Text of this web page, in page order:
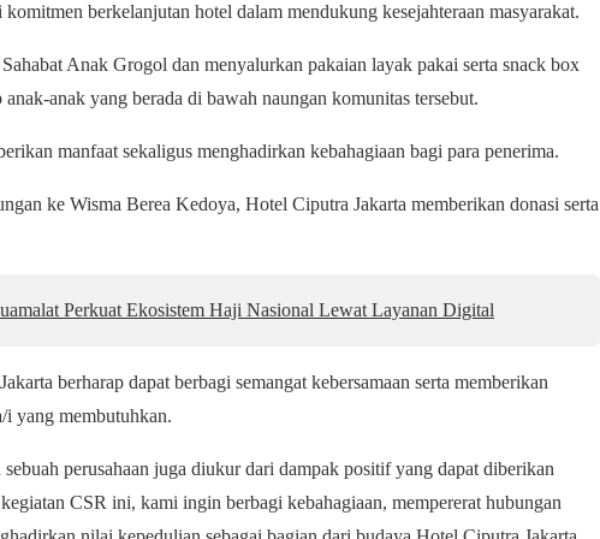
berkelanjutan hotel dalam mendukung kesejahteraan masyarakat.
Anak Grogol dan menyalurkan pakaian layak pakai serta snack box
anak yang berada di bawah naungan komunitas tersebut.
manfaat sekaligus menghadirkan kebahagiaan bagi para penerima.
ke Wisma Berea Kedoya, Hotel Ciputra Jakarta memberikan donasi serta
Perkuat Ekosistem Haji Nasional Lewat Layanan Digital
berharap dapat berbagi semangat kebersamaan serta memberikan
i yang membutuhkan.
perusahaan juga diukur dari dampak positif yang dapat diberikan
CSR ini, kami ingin berbagi kebahagiaan, mempererat hubungan